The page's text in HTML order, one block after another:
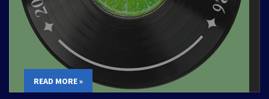
READ MORE »